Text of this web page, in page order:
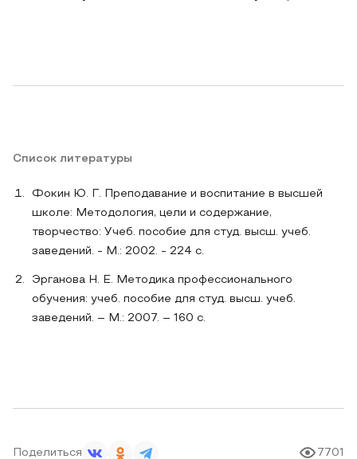
Список литературы
Фокин Ю. Г. Преподавание и воспитание в высшей
школе: Методология, цели и содержание,
творчество: Учеб. пособие для студ. высш. учеб.
заведений. - М.: 2002. - 224 с.
Эрганова Н. Е. Методика профессионального
обучения: учеб. пособие для студ. высш. учеб.
заведений. – М.: 2007. – 160 с.
Поделиться 7701